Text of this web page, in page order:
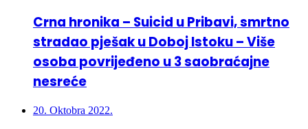
Crna hronika – Suicid u Pribavi, smrtno
stradao pješak u Doboj Istoku – Više
osoba povrijeđeno u 3 saobraćajne
nesreće
20. Oktobra 2022.